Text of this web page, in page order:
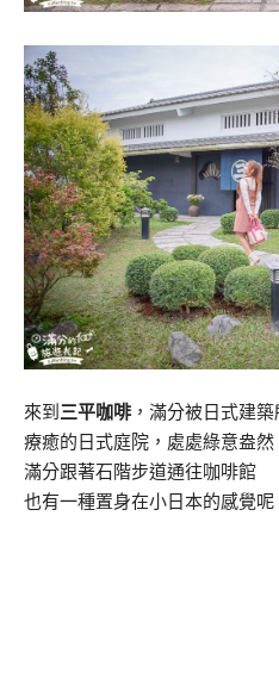
來到 三平咖啡 ，滿分被日式建築
療癒的日式庭院，處處綠意盎然
滿分跟著石階步道通往咖啡館
也有一種置身在小日本的感覺呢